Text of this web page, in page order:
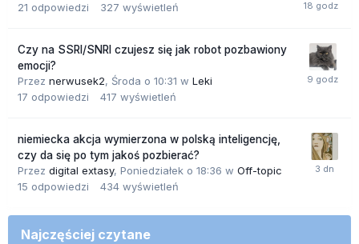
21 odpowiedzi 327 wyświetleń
Czy na SSRI/SNRI czujesz się jak robot pozbawiony
emocji?
Przez nerwusek2, Środa o 10:31 w Leki
17 odpowiedzi 417 wyświetleń
niemiecka akcja wymierzona w polską inteligencję,
czy da się po tym jakoś pozbierać?
Przez digital extasy, Poniedziałek o 18:36 w Off-topic
15 odpowiedzi 434 wyświetleń
Najczęściej czytane